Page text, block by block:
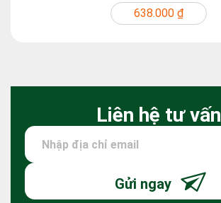
638.000 ₫
Liên hệ tư vấn
Gửi ngay